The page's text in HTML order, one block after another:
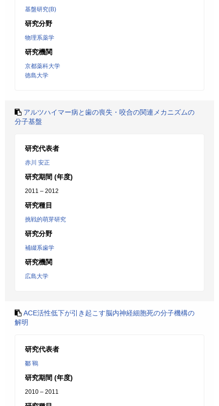
基盤研究(B)
研究分野
物理系薬学
研究機関
京都薬科大学
徳島大学
アルツハイマー病と歯の喪失・咬合の関連メカニズムの
分子基盤
研究代表者
赤川 安正
研究期間 (年度)
2011 – 2012
研究種目
挑戦的萌芽研究
研究分野
補綴系歯学
研究機関
広島大学
ACE活性低下が引き起こす脳内神経細胞死の分子機構の
解明
研究代表者
鄒 鶤
研究期間 (年度)
2010 – 2011